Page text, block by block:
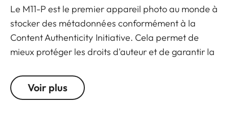
Le M11-P est le premier appareil photo au monde à
stocker des métadonnées conformément à la
Content Authenticity Initiative. Cela permet de
mieux protéger les droits d'auteur et de garantir la
interne de 256 Go, il dispose de beaucoup
d'espace. Le M11-P accentue la subtilité de la série
Voir plus